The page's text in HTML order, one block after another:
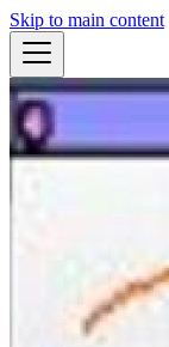
Skip to main content